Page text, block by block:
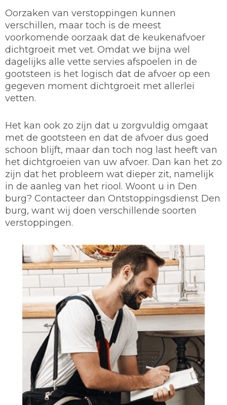
Oorzaken van verstoppingen kunnen
verschillen, maar toch is de meest
voorkomende oorzaak dat de keukenafvoer
dichtgroeit met vet. Omdat we bijna wel
dagelijks alle vette servies afspoelen in de
gootsteen is het logisch dat de afvoer op een
gegeven moment dichtgroeit met allerlei
vetten.
Het kan ook zo zijn dat u zorgvuldig omgaat
met de gootsteen en dat de afvoer dus goed
schoon blijft, maar dan toch nog last heeft van
het dichtgroeien van uw afvoer. Dan kan het zo
zijn dat het probleem wat dieper zit, namelijk
in de aanleg van het riool. Woont u in Den
burg? Contacteer dan Ontstoppingsdienst Den
burg, want wij doen verschillende soorten
verstoppingen.